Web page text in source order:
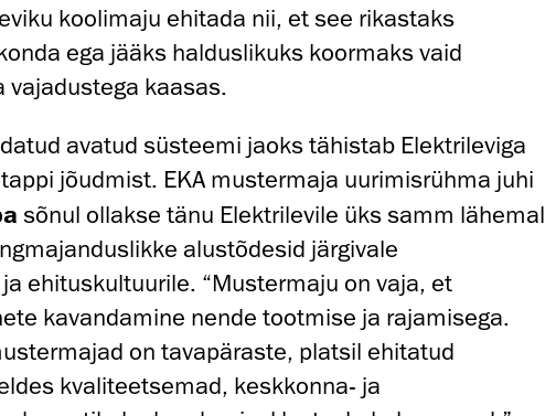
koolimaju ehitada nii, et see rikastaks
ega jääks halduslikuks koormaks vaid
kaasas.
avatud süsteemi jaoks tähistab Elektrileviga
jõudmist. EKA mustermaja uurimisrühma juhi
sõnul ollakse tänu Elektrilevile üks samm lähemal
alustõdesid järgivale
ehituskultuurile. “Mustermaju on vaja, et
kavandamine nende tootmise ja rajamisega.
on tavapäraste, platsil ehitatud
kvaliteetsemad, keskkonna- ja